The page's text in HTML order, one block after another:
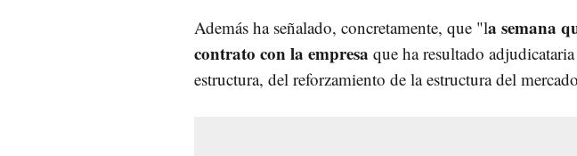
Además ha señalado, concretamente, que "la semana
contrato con la empresa que ha resultado
estructura, del reforzamiento de la estructura del